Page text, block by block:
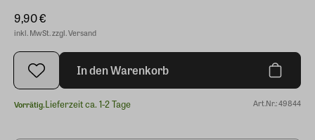
9,90 €
inkl. MwSt. zzgl. Versand
In den Warenkorb
Vorrätig.Lieferzeit ca. 1-2 Tage Art.Nr.: 49844